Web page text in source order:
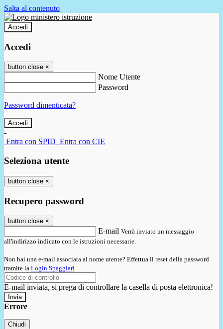
Salta al contenuto
Accedi
Accedi
button close ×
Nome Utente
Password
Password dimenticata?
-
Entra con SPID Entra con CIE
Seleziona utente
button close ×
Recupero password
button close ×
E-mail Verrà inviato un messaggio
all'indirizzo indicato con le istruzioni necessarie.
Non hai una e-mail associata al nome utente? Effettua il reset della password
tramite la Login Spaggiari
E-mail inviata, si prega di controllare la casella di posta elettronica!
Errore
Chiudi